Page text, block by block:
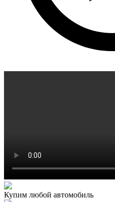
Купим любой автомобиль